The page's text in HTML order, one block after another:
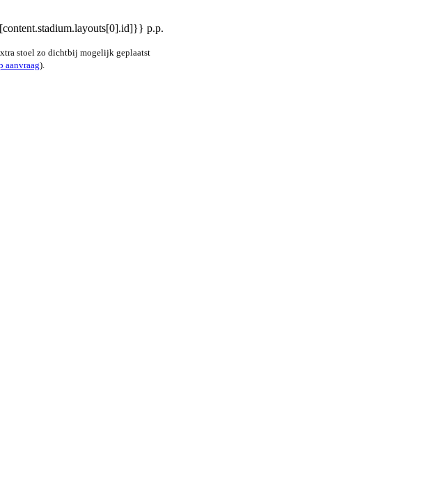
p.p.
stoel zo dichtbij mogelijk geplaatst
aanvraag).